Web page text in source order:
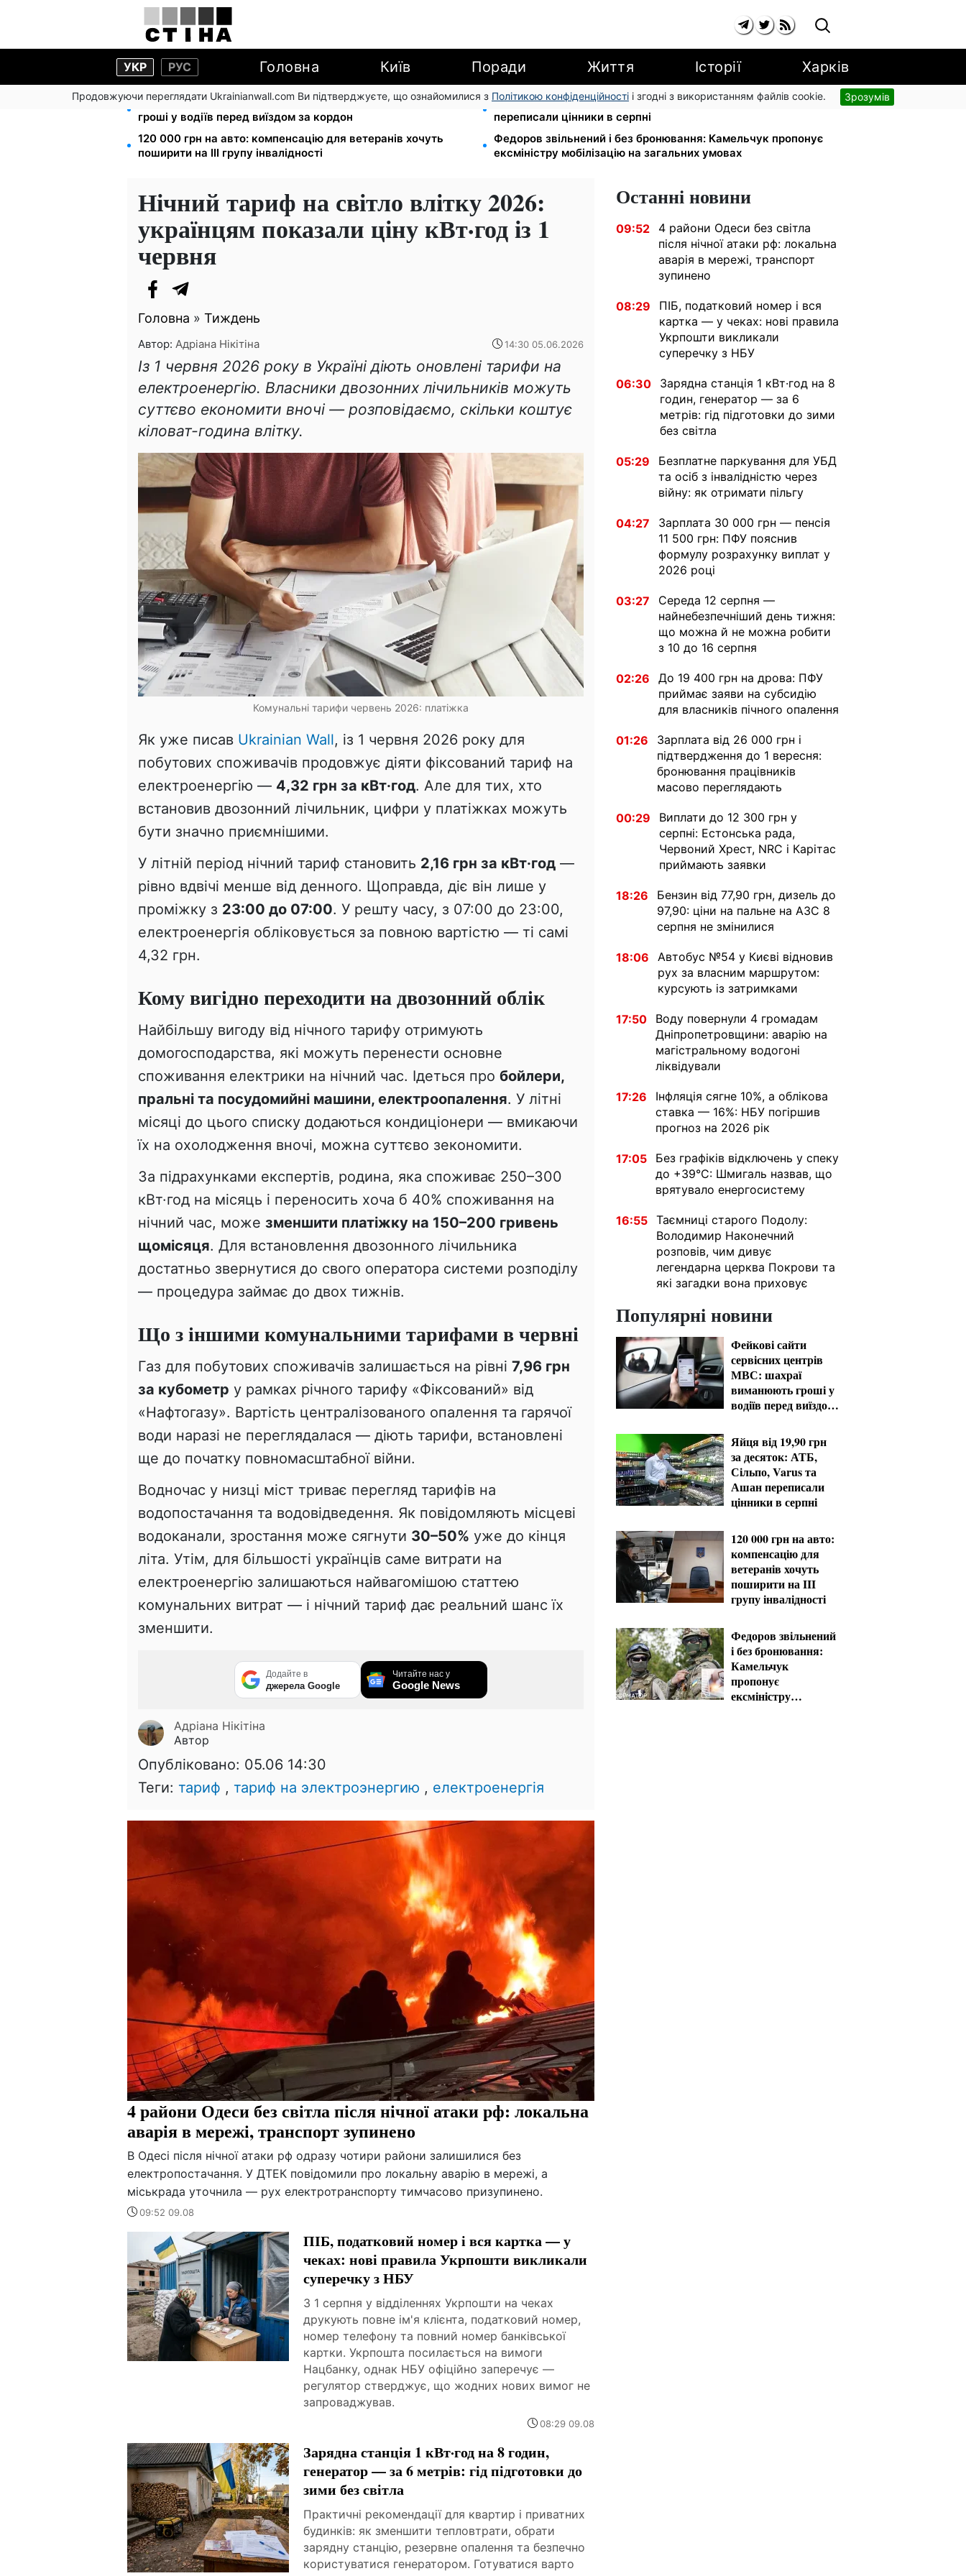
УКР РУС Головна Київ Поради Життя Історії Харків
Продовжуючи переглядати Ukrainianwall.com Ви підтверджуєте, що ознайомилися з Політикою конфіденційності і згодні з використанням файлів cookie. Зрозумів
Фейкові сайти сервісних центрів МВС: шахраї виманюють
гроші у водіїв перед виїздом за кордон
Яйця від 19,90 грн за десяток: АТБ, Сільпо, Varus та Ашан
переписали цінники в серпні
120 000 грн на авто: компенсацію для ветеранів хочуть
поширити на III групу інвалідності
Федоров звільнений і без бронювання: Камельчук пропонує
ексміністру мобілізацію на загальних умовах
Нічний тариф на світло влітку 2026:
українцям показали ціну кВт·год із 1
червня
Головна » Тиждень
Автор: Адріана Нікітіна 14:30 05.06.2026
Із 1 червня 2026 року в Україні діють оновлені тарифи на
електроенергію. Власники двозонних лічильників можуть
суттєво економити вночі — розповідаємо, скільки коштує
кіловат-година влітку.
Комунальні тарифи червень 2026: платіжка
Як уже писав Ukrainian Wall, із 1 червня 2026 року для
побутових споживачів продовжує діяти фіксований тариф на
електроенергію — 4,32 грн за кВт·год. Але для тих, хто
встановив двозонний лічильник, цифри у платіжках можуть
бути значно приємнішими.
У літній період нічний тариф становить 2,16 грн за кВт·год —
рівно вдвічі менше від денного. Щоправда, діє він лише у
проміжку з 23:00 до 07:00. У решту часу, з 07:00 до 23:00,
електроенергія обліковується за повною вартістю — ті самі
4,32 грн.
Кому вигідно переходити на двозонний облік
Найбільшу вигоду від нічного тарифу отримують
домогосподарства, які можуть перенести основне
споживання електрики на нічний час. Ідеться про бойлери,
пральні та посудомийні машини, електроопалення. У літні
місяці до цього списку додаються кондиціонери — вмикаючи
їх на охолодження вночі, можна суттєво зекономити.
За підрахунками експертів, родина, яка споживає 250–300
кВт·год на місяць і переносить хоча б 40% споживання на
нічний час, може зменшити платіжку на 150–200 гривень
щомісяця. Для встановлення двозонного лічильника
достатньо звернутися до свого оператора системи розподілу
— процедура займає до двох тижнів.
Що з іншими комунальними тарифами в червні
Газ для побутових споживачів залишається на рівні 7,96 грн
за кубометр у рамках річного тарифу «Фіксований» від
«Нафтогазу». Вартість централізованого опалення та гарячої
води наразі не переглядалася — діють тарифи, встановлені
ще до початку повномасштабної війни.
Водночас у низці міст триває перегляд тарифів на
водопостачання та водовідведення. Як повідомляють місцеві
водоканали, зростання може сягнути 30–50% уже до кінця
літа. Утім, для більшості українців саме витрати на
електроенергію залишаються найвагомішою статтею
комунальних витрат — і нічний тариф дає реальний шанс їх
зменшити.
Додайте в
джерела Google
Читайте нас у
Google News
Адріана Нікітіна
Автор
Опубліковано: 05.06 14:30
Теги: тариф , тариф на электроэнергию , електроенергія
4 райони Одеси без світла після нічної атаки рф: локальна
аварія в мережі, транспорт зупинено
В Одесі після нічної атаки рф одразу чотири райони залишилися без
електропостачання. У ДТЕК повідомили про локальну аварію в мережі, а
міськрада уточнила — рух електротранспорту тимчасово призупинено.
09:52 09.08
ПІБ, податковий номер і вся картка — у
чеках: нові правила Укрпошти викликали
суперечку з НБУ
З 1 серпня у відділеннях Укрпошти на чеках
друкують повне ім'я клієнта, податковий номер,
номер телефону та повний номер банківської
картки. Укрпошта посилається на вимоги
Нацбанку, однак НБУ офіційно заперечує —
регулятор стверджує, що жодних нових вимог не
запроваджував.
08:29 09.08
Зарядна станція 1 кВт·год на 8 годин,
генератор — за 6 метрів: гід підготовки до
зими без світла
Практичні рекомендації для квартир і приватних
будинків: як зменшити тепловтрати, обрати
зарядну станцію, резервне опалення та безпечно
користуватися генератором. Готуватися варто
Останні новини
09:52
4 райони Одеси без світла
після нічної атаки рф: локальна
аварія в мережі, транспорт
зупинено
08:29
ПІБ, податковий номер і вся
картка — у чеках: нові правила
Укрпошти викликали
суперечку з НБУ
06:30
Зарядна станція 1 кВт·год на 8
годин, генератор — за 6
метрів: гід підготовки до зими
без світла
05:29
Безплатне паркування для УБД
та осіб з інвалідністю через
війну: як отримати пільгу
04:27
Зарплата 30 000 грн — пенсія
11 500 грн: ПФУ пояснив
формулу розрахунку виплат у
2026 році
03:27
Середа 12 серпня —
найнебезпечніший день тижня:
що можна й не можна робити
з 10 до 16 серпня
02:26
До 19 400 грн на дрова: ПФУ
приймає заяви на субсидію
для власників пічного опалення
01:26
Зарплата від 26 000 грн і
підтвердження до 1 вересня:
бронювання працівників
масово переглядають
00:29
Виплати до 12 300 грн у
серпні: Естонська рада,
Червоний Хрест, NRC і Карітас
приймають заявки
18:26
Бензин від 77,90 грн, дизель до
97,90: ціни на пальне на АЗС 8
серпня не змінилися
18:06
Автобус №54 у Києві відновив
рух за власним маршрутом:
курсують із затримками
17:50
Воду повернули 4 громадам
Дніпропетровщини: аварію на
магістральному водогоні
ліквідували
17:26
Інфляція сягне 10%, а облікова
ставка — 16%: НБУ погіршив
прогноз на 2026 рік
17:05
Без графіків відключень у спеку
до +39°C: Шмигаль назвав, що
врятувало енергосистему
16:55 Таємниці старого Подолу:
Володимир Наконечний
розповів, чим дивує
легендарна церква Покрови та
які загадки вона приховує
Популярні новини
Фейкові сайти
сервісних центрів
МВС: шахраї
виманюють гроші у
водіїв перед виїздом
Яйця від 19,90 грн
за десяток: АТБ,
Сільпо, Varus та
Ашан переписали
цінники в серпні
120 000 грн на авто:
компенсацію для
ветеранів хочуть
поширити на III
групу інвалідності
Федоров звільнений
і без бронювання:
Камельчук
пропонує
ексміністру